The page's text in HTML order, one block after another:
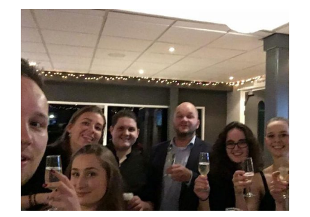
Bekijk
grotere
afbeelding